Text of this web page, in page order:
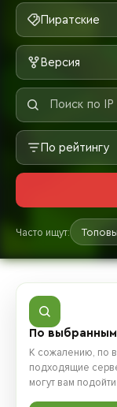
Пиратские
Версия
По рейтингу
Часто ищут:
По
К сожалению, по
подходящие
могут вам подойти.